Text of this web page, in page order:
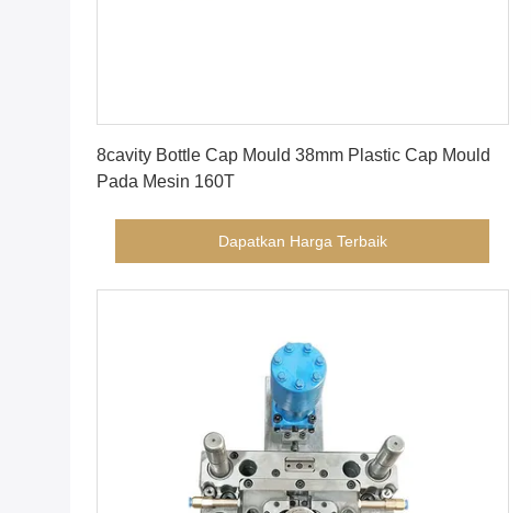
8cavity Bottle Cap Mould 38mm Plastic Cap Mould
Pada Mesin 160T
Dapatkan Harga Terbaik